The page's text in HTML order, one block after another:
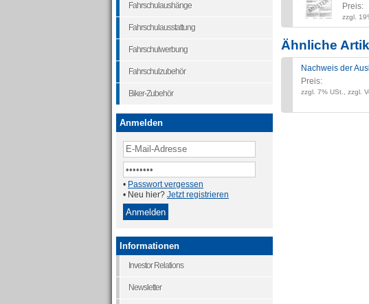
Preis:
zzgl.
Ähnliche
Nachweis der
Preis:
zzgl. 7% USt., zzgl.
Fahrschulaushänge
Fahrschulausstattung
Fahrschulwerbung
Fahrschulzubehör
Biker-Zubehör
Anmelden
• Passwort vergessen
• Neu hier? Jetzt registrieren
Informationen
Investor Relations
Newsletter